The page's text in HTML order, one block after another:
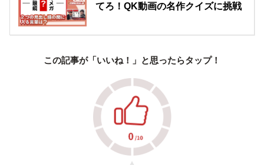
てろ！QK動画の名作クイズに挑戦
この記事が「いいね！」と思ったらタップ！